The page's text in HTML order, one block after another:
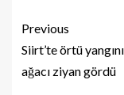
Previous
Siirt’te örtü
ağacı ziyan gördü